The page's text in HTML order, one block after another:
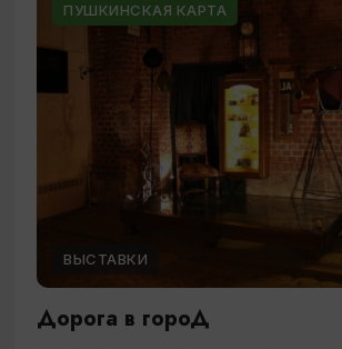
ПУШКИНСКАЯ КАРТА
ВЫСТАВКИ
Дорога в гороД